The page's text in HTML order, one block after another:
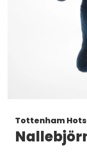
Tottenham